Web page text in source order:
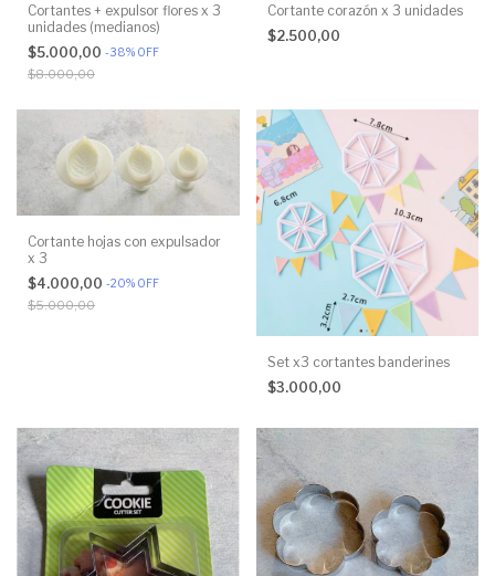
Cortantes + expulsor flores x 3
unidades (medianos)
$5.000,00 -38% OFF
$8.000,00
Cortante corazón x 3 unidades
$2.500,00
Cortante hojas con expulsador
x 3
$4.000,00 -20% OFF
$5.000,00
Set x3 cortantes banderines
$3.000,00